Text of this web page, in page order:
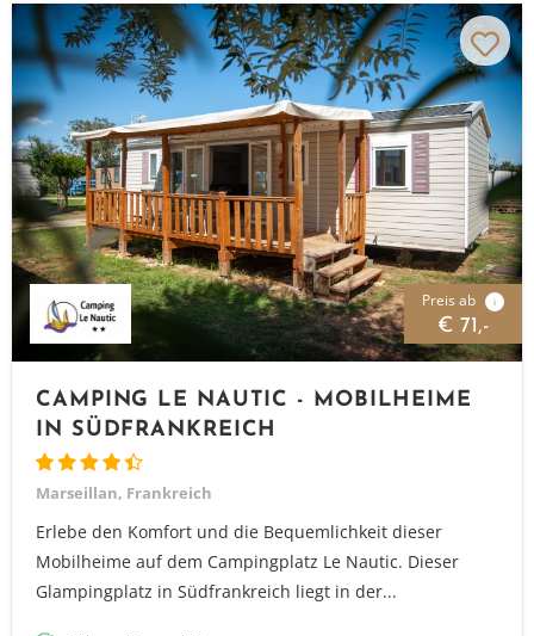
Preis ab i
€ 71,-
CAMPING LE NAUTIC - MOBILHEIME
IN SÜDFRANKREICH
Marseillan, Frankreich
Erlebe den Komfort und die Bequemlichkeit dieser
Mobilheime auf dem Campingplatz Le Nautic. Dieser
Glampingplatz in Südfrankreich liegt in der...